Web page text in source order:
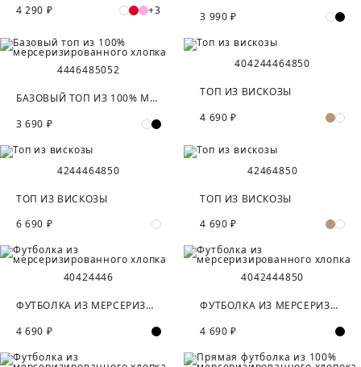
4 290 ₽
+3
3 990 ₽
4446485052
БАЗОВЫЙ ТОП ИЗ 100% МЕРСЕРИЗИРОВАННОГО ХЛОПКА
3 690 ₽
404244464850
ТОП ИЗ ВИСКОЗЫ
4 690 ₽
4244464850
ТОП ИЗ ВИСКОЗЫ
6 690 ₽
42464850
ТОП ИЗ ВИСКОЗЫ
4 690 ₽
40424446
ФУТБОЛКА ИЗ МЕРСЕРИЗИРОВАННОГО ХЛОПКА
4 690 ₽
4042444850
ФУТБОЛКА ИЗ МЕРСЕРИЗИРОВАННОГО ХЛОПКА
4 690 ₽